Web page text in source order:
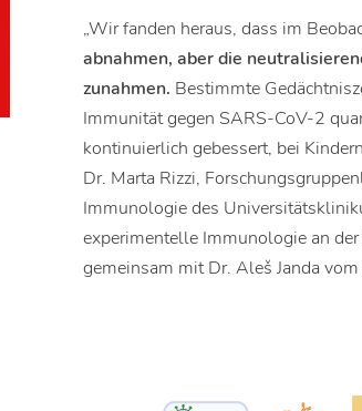
„Wir fanden heraus, dass im
abnahmen, aber die
zunahmen. Bestimmte
Immunität gegen SARS-CoV-2
kontinuierlich gebessert, bei
Dr. Marta Rizzi,
Immunologie des
experimentelle Immunologie an
gemeinsam mit Dr. Aleš Janda